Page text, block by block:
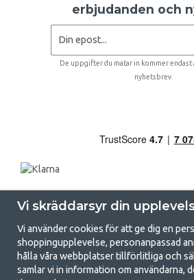
erbjudanden och
De uppgifter du matar in kommer endast
nyhetsbrev.
Vi skräddarsyr din
Vi använder cookies för att ge dig en
shoppingupplevelse, personanpassad
hålla våra webbplatser tillförlitliga och
samlar vi in information om användarna,